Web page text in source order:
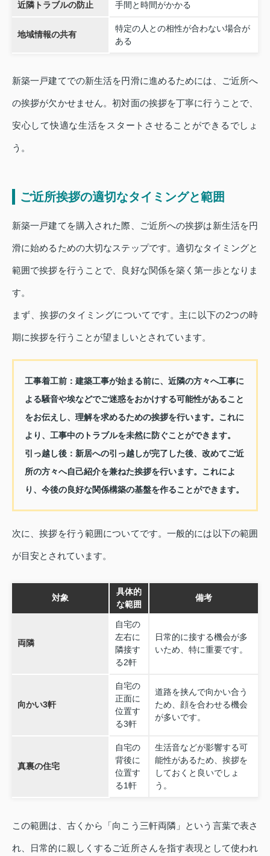
近隣トラブルの防止 手間と時間がかかる
地域情報の共有
特定の人との相性が合わない場合が
ある
新築一戸建てでの新生活を円滑に進めるためには、ご近所へ
の挨拶が欠かせません。初対面の挨拶を丁寧に行うことで、
安心して快適な生活をスタートさせることができるでしょ
う。
ご近所挨拶の適切なタイミングと範囲
新築一戸建てを購入された際、ご近所への挨拶は新生活を円
滑に始めるための大切なステップです。適切なタイミングと
範囲で挨拶を行うことで、良好な関係を築く第一歩となりま
す。
まず、挨拶のタイミングについてです。主に以下の2つの時
期に挨拶を行うことが望ましいとされています。
工事着工前：建築工事が始まる前に、近隣の方々へ工事に
よる騒音や埃などでご迷惑をおかけする可能性があること
をお伝えし、理解を求めるための挨拶を行います。これに
より、工事中のトラブルを未然に防ぐことができます。
引っ越し後：新居への引っ越しが完了した後、改めてご近
所の方々へ自己紹介を兼ねた挨拶を行います。これによ
り、今後の良好な関係構築の基盤を作ることができます。
次に、挨拶を行う範囲についてです。一般的には以下の範囲
が目安とされています。
対象
具体的
な範囲
備考
両隣
自宅の
左右に
隣接す
る2軒
日常的に接する機会が多
いため、特に重要です。
向かい3軒
自宅の
正面に
位置す
る3軒
道路を挟んで向かい合う
ため、顔を合わせる機会
が多いです。
真裏の住宅
自宅の
背後に
位置す
る1軒
生活音などが影響する可
能性があるため、挨拶を
しておくと良いでしょ
う。
この範囲は、古くから「向こう三軒両隣」という言葉で表さ
れ、日常的に親しくするご近所さんを指す表現として使われ